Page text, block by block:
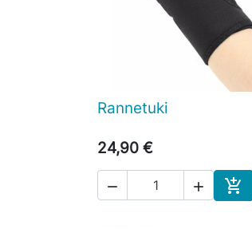

Rannetuki
24,90 €
  